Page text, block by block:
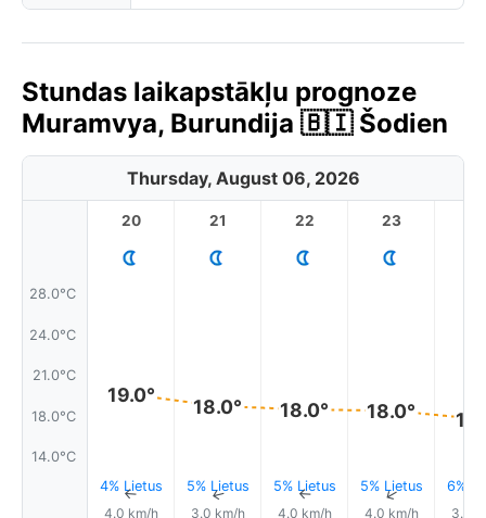
Stundas laikapstākļu prognoze
Muramvya, Burundija 🇧🇮 Šodien
Thursday, August 06, 2026
28.0°C
24.0°C
21.0°C
18.0°C
14.0°C
20
19.0°
4% Lietus
↑
4.0 km/h
21
18.0°
5% Lietus
↑
3.0 km/h
22
18.0°
5% Lietus
↑
4.0 km/h
23
18.0°
5% Lietus
↑
4.0 km/h
6%
3.0